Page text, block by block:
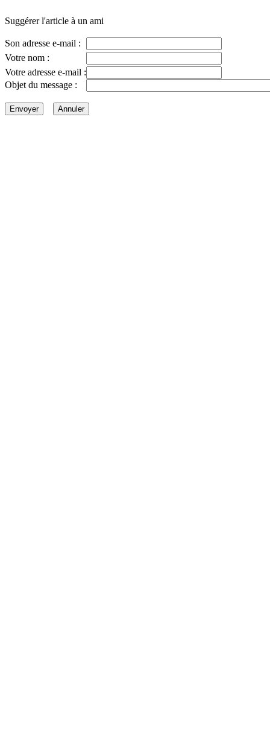
Suggérer l'article à un ami
Son adresse e-mail :
Votre nom :
Votre adresse e-mail :
Objet du message :